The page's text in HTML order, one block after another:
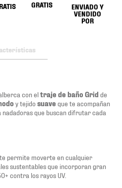
GRATIS
ENVIADO Y
VENDIDO
POR
con eltraje de baño Grid de
y tejido suave que te acompañan
que buscan difrutar cada
permite moverte en cualquier
sustentables que incorporan gran
contra los rayos UV.